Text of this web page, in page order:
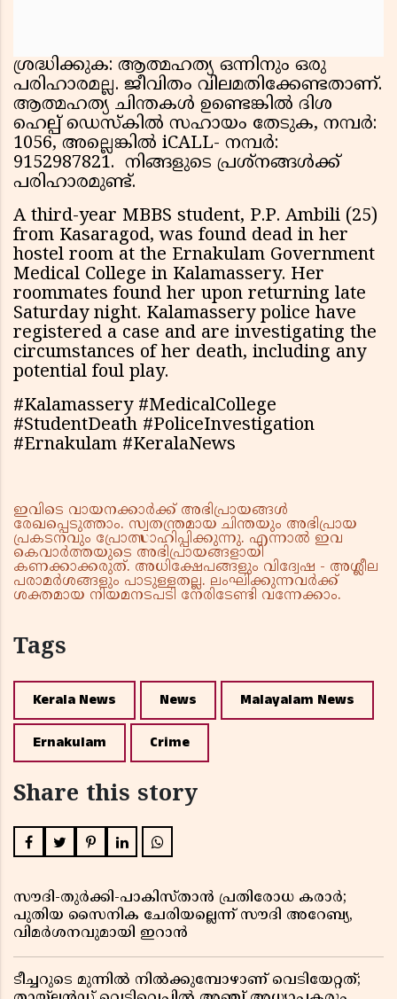
ശ്രദ്ധിക്കുക: ആത്മഹത്യ ഒന്നിനും ഒരു
പരിഹാരമല്ല. ജീവിതം വിലമതിക്കേണ്ടതാണ്.
ആത്മഹത്യ ചിന്തകൾ ഉണ്ടെങ്കിൽ ദിശ
ഹെല്പ് ഡെസ്കിൽ സഹായം തേടുക, നമ്പർ:
1056, അല്ലെങ്കിൽ iCALL- നമ്പർ:
9152987821. നിങ്ങളുടെ പ്രശ്നങ്ങൾക്ക്
പരിഹാരമുണ്ട്.
A third-year MBBS student, P.P. Ambili (25)
from Kasaragod, was found dead in her
hostel room at the Ernakulam Government
Medical College in Kalamassery. Her
roommates found her upon returning late
Saturday night. Kalamassery police have
registered a case and are investigating the
circumstances of her death, including any
potential foul play.
#Kalamassery #MedicalCollege
#StudentDeath #PoliceInvestigation
#Ernakulam #KeralaNews
ഇവിടെ വായനക്കാർക്ക് അഭിപ്രായങ്ങൾ
രേഖപ്പെടുത്താം. സ്വതന്ത്രമായ ചിന്തയും അഭിപ്രായ
പ്രകടനവും പ്രോത്സാഹിപ്പിക്കുന്നു. എന്നാൽ ഇവ
കെവാർത്തയുടെ അഭിപ്രായങ്ങളായി
കണക്കാക്കരുത്. അധിക്ഷേപങ്ങളും വിദ്വേഷ - അശ്ലീല
പരാമർശങ്ങളും പാടുള്ളതല്ല. ലംഘിക്കുന്നവർക്ക്
ശക്തമായ നിയമനടപടി നേരിടേണ്ടി വന്നേക്കാം.
Tags
Kerala News News Malayalam News
Ernakulam Crime
Share this story
സൗദി-തുർക്കി-പാകിസ്താൻ പ്രതിരോധ കരാർ;
പുതിയ സൈനിക ചേരിയല്ലെന്ന് സൗദി അറേബ്യ,
വിമർശനവുമായി ഇറാൻ
ടീച്ചറുടെ മുന്നിൽ നിൽക്കുമ്പോഴാണ് വെടിയേറ്റത്;